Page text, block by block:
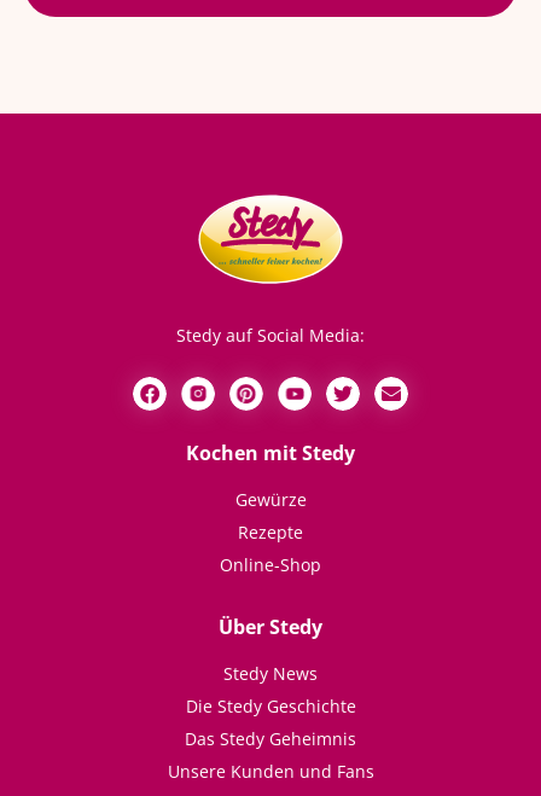
Stedy auf Social Media:
Kochen mit Stedy
Gewürze
Rezepte
Online-Shop
Über Stedy
Stedy News
Die Stedy Geschichte
Das Stedy Geheimnis
Unsere Kunden und Fans